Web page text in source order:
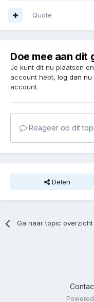
Quote
Doe mee aan dit
Je kunt dit nu plaatsen
account hebt, log dan nu
account.
Reageer op dit
Delen
Ga naar topic overzicht